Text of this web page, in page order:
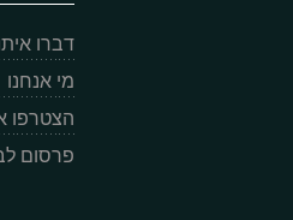
דברו
מי אנחנו
הצטרפו
פרסום